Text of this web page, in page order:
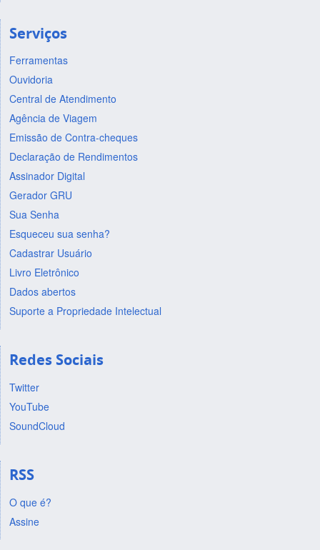
Serviços
Ferramentas
Ouvidoria
Central de Atendimento
Agência de Viagem
Emissão de Contra-cheques
Declaração de Rendimentos
Assinador Digital
Gerador GRU
Sua Senha
Esqueceu sua senha?
Cadastrar Usuário
Livro Eletrônico
Dados abertos
Suporte a Propriedade Intelectual
Redes Sociais
Twitter
YouTube
SoundCloud
RSS
O que é?
Assine